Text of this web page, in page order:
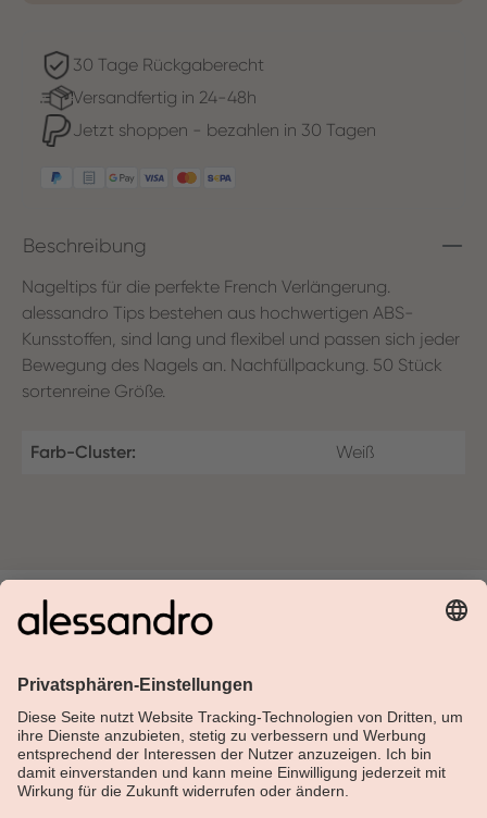
30 Tage Rückgaberecht
Versandfertig in 24-48h
Jetzt shoppen - bezahlen in 30 Tagen
Beschreibung
Nageltips für die perfekte French Verlängerung.
alessandro Tips bestehen aus hochwertigen ABS-
Kunsstoffen, sind lang und flexibel und passen sich jeder
Bewegung des Nagels an. Nachfüllpackung. 50 Stück
sortenreine Größe.
Farb-Cluster: Weiß
Über Alessandro
Shop